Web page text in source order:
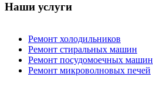
Наши услуги
Ремонт холодильников
Ремонт стиральных машин
Ремонт посудомоечных машин
Ремонт микроволновых печей